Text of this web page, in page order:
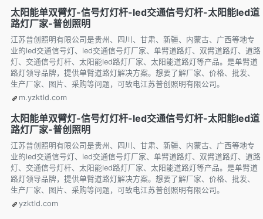
太阳能单双臂灯-信号灯灯杆-led交通信号灯杆-太阳能led道
路灯厂家-普创照明
江苏普创照明有限公司是贵州、四川、甘肃、新疆、内蒙古、广西等地专
业的led交通信号灯、led交通信号灯厂家、单臂道路灯、双臂道路灯、道路
灯、交通信号灯杆、太阳能led路灯厂家、太阳能道路灯等产品。是单臂道
路灯领导品牌，提供单臂道路灯解决方案。想要了解厂家、价格、批发、
生产厂家、图片、采购等问题，可致电江苏普创照明有限公司。
m.yzktld.com
太阳能单双臂灯-信号灯灯杆-led交通信号灯杆-太阳能led道
路灯厂家-普创照明
江苏普创照明有限公司是贵州、四川、甘肃、新疆、内蒙古、广西等地专
业的led交通信号灯、led交通信号灯厂家、单臂道路灯、双臂道路灯、道路
灯、交通信号灯杆、太阳能led路灯厂家、太阳能道路灯等产品。是单臂道
路灯领导品牌，提供单臂道路灯解决方案。想要了解厂家、价格、批发、
生产厂家、图片、采购等问题，可致电江苏普创照明有限公司。
yzktld.com